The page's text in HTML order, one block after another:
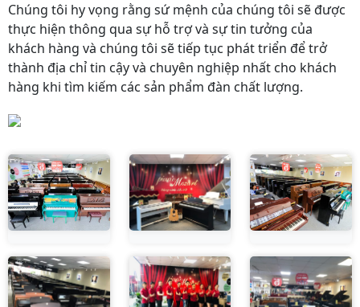
Chúng tôi hy vọng rằng sứ mệnh của chúng tôi sẽ được
thực hiện thông qua sự hỗ trợ và sự tin tưởng của
khách hàng và chúng tôi sẽ tiếp tục phát triển để trở
thành địa chỉ tin cậy và chuyên nghiệp nhất cho khách
hàng khi tìm kiếm các sản phẩm đàn chất lượng.